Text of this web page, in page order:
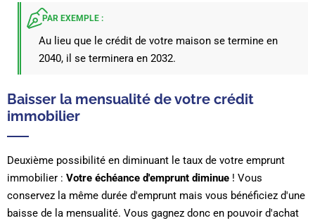
PAR EXEMPLE :
Au lieu que le crédit de votre maison se termine en
2040, il se terminera en 2032.
Baisser la mensualité de votre crédit
immobilier
Deuxième possibilité en diminuant le taux de votre emprunt
immobilier : Votre échéance d'emprunt diminue ! Vous
conservez la même durée d'emprunt mais vous bénéficiez d'une
baisse de la mensualité. Vous gagnez donc en pouvoir d'achat